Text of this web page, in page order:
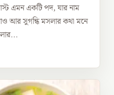
এমন একটি পদ, যার নাম
আর সুগন্ধি মসলার কথা মনে